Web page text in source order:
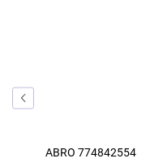
ABRO 774842554